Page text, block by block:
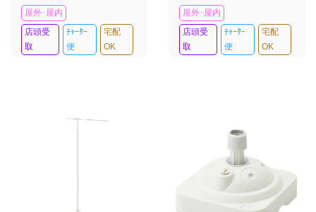
屋外･屋内
店頭受
取
ﾁｬｰﾀｰ
便
宅配
OK
屋外･屋内
店頭受
取
ﾁｬｰﾀｰ
便
宅配
OK